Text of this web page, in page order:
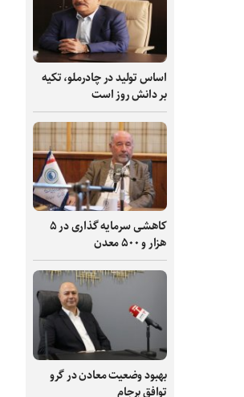
اساس تولید در چادرملو، تکیه
بر دانش‌ روز است
کاهشی سرمایه گذاری در ۵
هزار و ۵۰۰ معدن
بهبود وضعیت معادن در گرو
توافق برجام